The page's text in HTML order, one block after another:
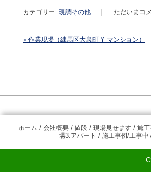
カテゴリー:現調その他 | ただいまコ
« 作業現場（練馬区大泉町 Y マンション）
ホーム / 会社概要 / 値段 / 現場見せます / 施
場3.アパート / 施工事例/工事中